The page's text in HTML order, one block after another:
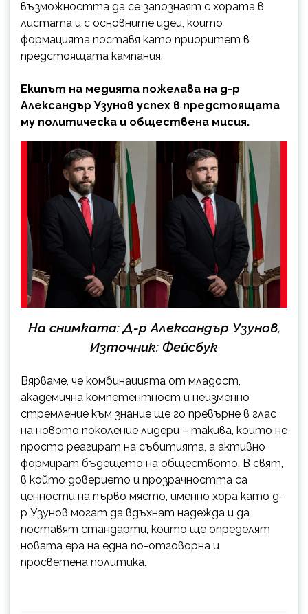
възможността да се запознаят с хората в
листата и с основните идеи, които
формацията поставя като приоритет в
предстоящата кампания.
Екипът на медията пожелава на д-р
Александър Узунов успех в предстоящата
му политическа и обществена мисия.
На снимката: Д-р Александър Узунов,
Източник: Фейсбук
Вярваме, че комбинацията от младост,
академична компетентност и неизменно
стремление към знание ще го превърне в глас
на новото поколение лидери – такива, които не
просто реагират на събитията, а активно
формират бъдещето на обществото. В свят,
в който доверието и прозрачността са
ценности на първо място, именно хора като д-
р Узунов могат да вдъхнат надежда и да
поставят стандарти, които ще определят
новата ера на една по-отговорна и
просветена политика.